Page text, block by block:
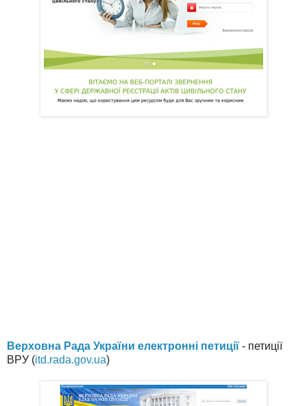
Верховна Рада України електронні петиції - петиції
ВРУ (itd.rada.gov.ua)